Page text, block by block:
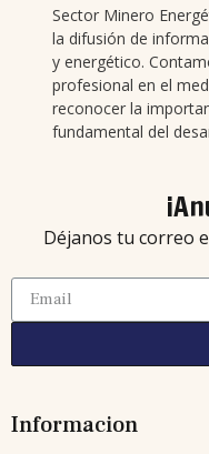
Sector Minero
la difusión de
y energético.
profesional en el
reconocer la
fundamental del
Déjanos tu correo
Informacion